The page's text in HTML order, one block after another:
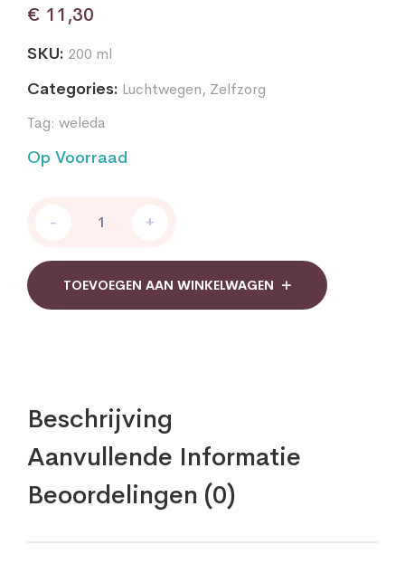
€ 11,30
SKU: 200 ml
Categories: Luchtwegen, Zelfzorg
Tag: weleda
Op Voorraad
quantity
- +
TOEVOEGEN AAN WINKELWAGEN
Beschrijving
Aanvullende Informatie
Beoordelingen (0)